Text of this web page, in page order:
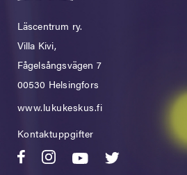
Läscentrum ry.
Villa Kivi,
Fågelsångsvägen 7
00530 Helsingfors
www.lukukeskus.fi
Kontaktuppgifter